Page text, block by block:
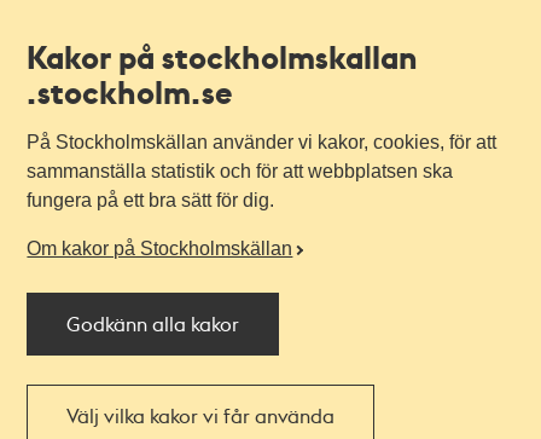
Kakor på stockholmskallan
.stockholm.se
På Stockholmskällan använder vi kakor, cookies, för att
sammanställa statistik och för att webbplatsen ska
fungera på ett bra sätt för dig.
Om kakor på Stockholmskällan
Godkänn alla kakor
Välj vilka kakor vi får använda